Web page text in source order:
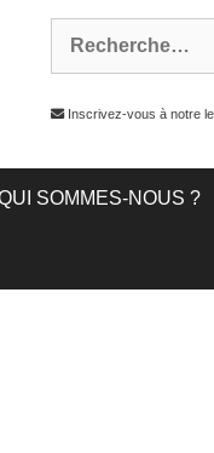
Inscrivez-vous à notre
SOMMES-NOUS ?